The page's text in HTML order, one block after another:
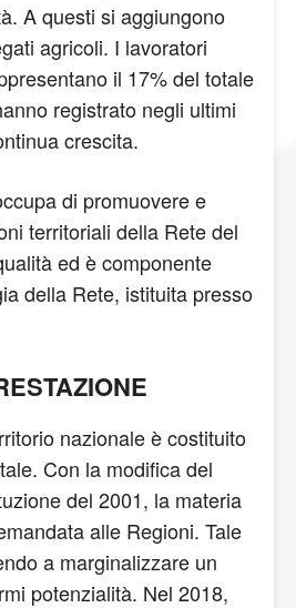
A questi si aggiungono
agricoli. I lavoratori
il 17% del totale
registrato negli ultimi
crescita.
di promuovere e
territoriali della Rete del
ed è componente
della Rete, istituita presso
nazionale è costituito
Con la modifica del
del 2001, la materia
alle Regioni. Tale
a marginalizzare un
potenzialità. Nel 2018,